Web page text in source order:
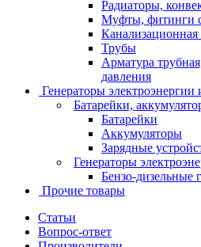
Радиаторы,
Муфты, фитинги
Канализационная
Трубы
Арматура
давления
Генераторы
Батарейки,
Батарейки
Аккумуляторы
Зарядные
Генераторы
Бензо-дизельные
Прочие товары
Статьи
Вопрос-ответ